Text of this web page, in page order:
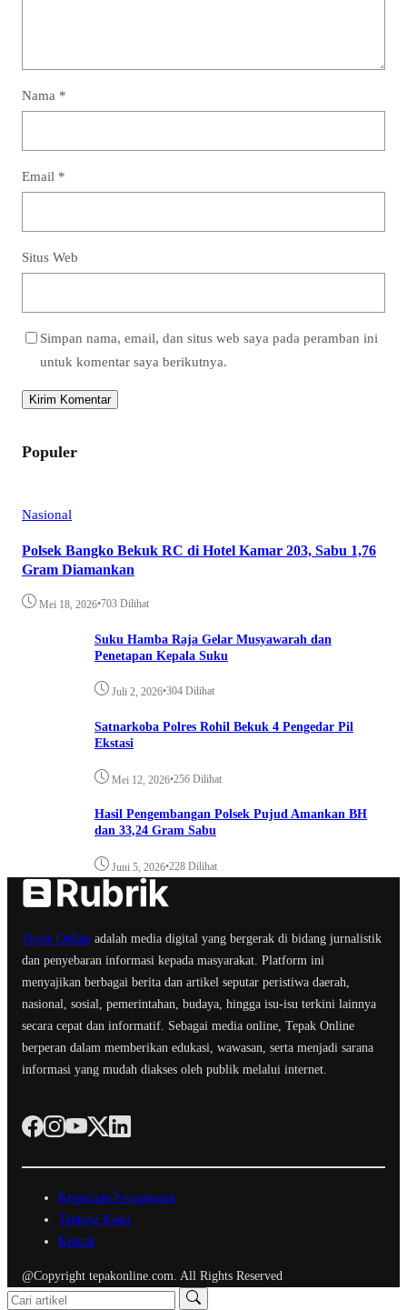
Nama *
Email *
Situs Web
Simpan nama, email, dan situs web saya pada peramban ini
untuk komentar saya berikutnya.
Populer
Nasional
Polsek Bangko Bekuk RC di Hotel Kamar 203, Sabu 1,76
Gram Diamankan
Mei 18, 2026•703 Dilihat
Suku Hamba Raja Gelar Musyawarah dan
Penetapan Kepala Suku
Juli 2, 2026•304 Dilihat
Satnarkoba Polres Rohil Bekuk 4 Pengedar Pil
Ekstasi
Mei 12, 2026•256 Dilihat
Hasil Pengembangan Polsek Pujud Amankan BH
dan 33,24 Gram Sabu
Juni 5, 2026•228 Dilihat
Tepak Online adalah media digital yang bergerak di bidang jurnalistik
dan penyebaran informasi kepada masyarakat. Platform ini
menyajikan berbagai berita dan artikel seputar peristiwa daerah,
nasional, sosial, pemerintahan, budaya, hingga isu-isu terkini lainnya
secara cepat dan informatif. Sebagai media online, Tepak Online
berperan dalam memberikan edukasi, wawasan, serta menjadi sarana
informasi yang mudah diakses oleh publik melalui internet.
Ketentuan Penggunaan
Tentang Kami
Kontak
@Copyright tepakonline.com. All Rights Reserved